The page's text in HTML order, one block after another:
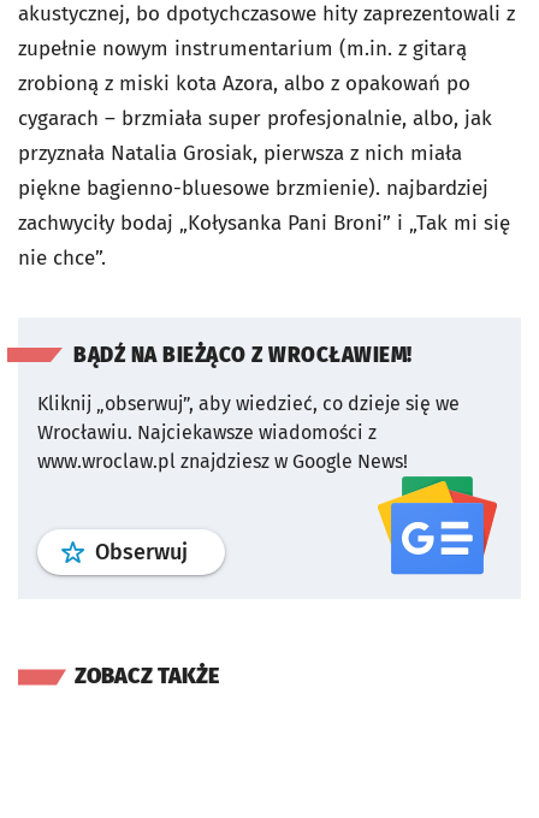
akustycznej, bo dpotychczasowe hity zaprezentowali z
zupełnie nowym instrumentarium (m.in. z gitarą
zrobioną z miski kota Azora, albo z opakowań po
cygarach – brzmiała super profesjonalnie, albo, jak
przyznała Natalia Grosiak, pierwsza z nich miała
piękne bagienno-bluesowe brzmienie). najbardziej
zachwyciły bodaj „Kołysanka Pani Broni” i „Tak mi się
nie chce”.
BĄDŹ NA BIEŻĄCO Z WROCŁAWIEM!
Kliknij „obserwuj”, aby wiedzieć, co dzieje się we
Wrocławiu. Najciekawsze wiadomości z
www.wroclaw.pl znajdziesz w Google News!
Obserwuj profil serwisu
ZOBACZ TAKŻE